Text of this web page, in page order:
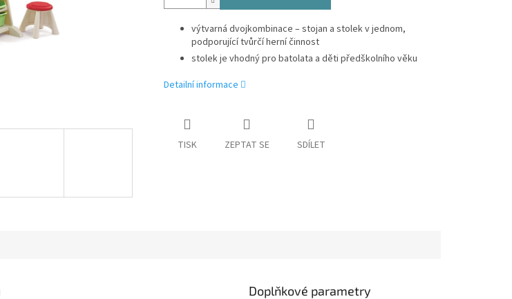
výtvarná dvojkombinace – stojan a stolek v jednom,
podporující tvůrčí herní činnost
stolek je vhodný pro batolata a děti předškolního věku
Detailní informace
TISK ZEPTAT SE SDÍLET
Doplňkové parametry